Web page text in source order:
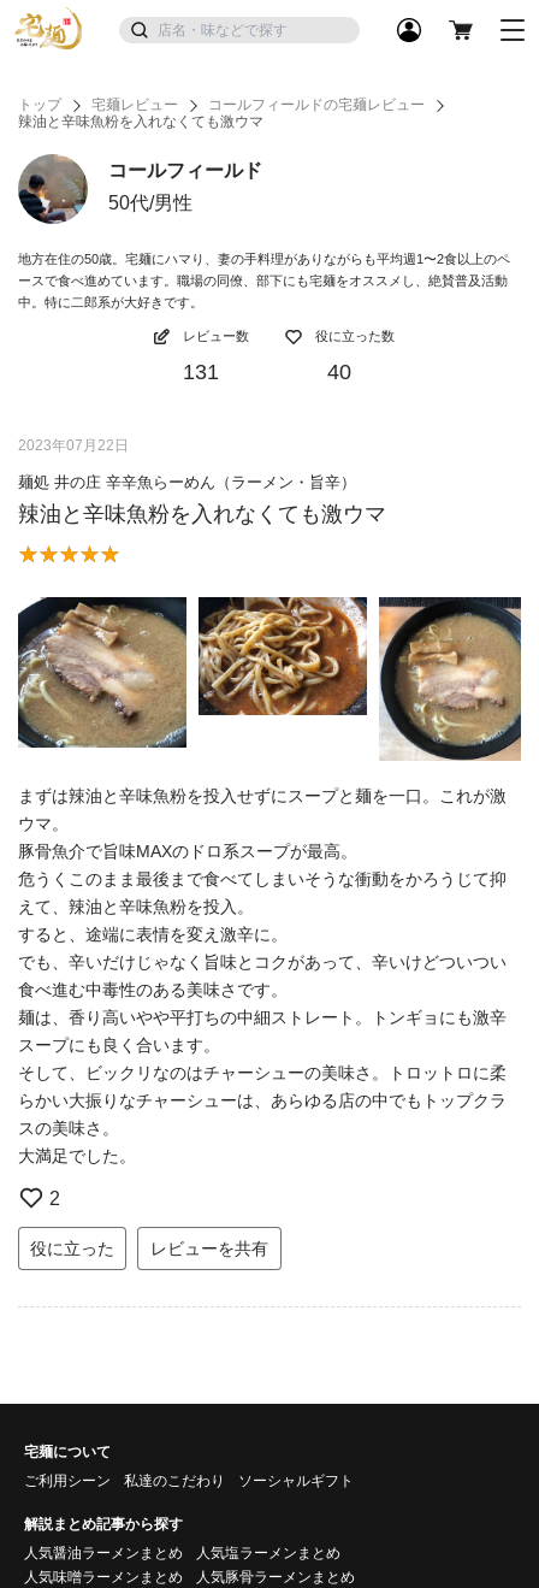
トップ 宅麺レビュー
コールフィールドの宅麺レビュー
辣油と辛味魚粉を入れなくても激ウマ
コールフィールド
50代/男性
地方在住の50歳。宅麺にハマり、妻の手料理がありながらも平均週1〜2食以上のペ
ースで食べ進めています。職場の同僚、部下にも宅麺をオススメし、絶賛普及活動
中。特に二郎系が大好きです。
レビュー数
131
役に立った数
40
2023年07月22日
麺処 井の庄 辛辛魚らーめん（ラーメン・旨辛）
辣油と辛味魚粉を入れなくても激ウマ
まずは辣油と辛味魚粉を投入せずにスープと麺を一口。これが激
ウマ。
豚骨魚介で旨味MAXのドロ系スープが最高。
危うくこのまま最後まで食べてしまいそうな衝動をかろうじて抑
えて、辣油と辛味魚粉を投入。
すると、途端に表情を変え激辛に。
でも、辛いだけじゃなく旨味とコクがあって、辛いけどついつい
食べ進む中毒性のある美味さです。
麺は、香り高いやや平打ちの中細ストレート。トンギョにも激辛
スープにも良く合います。
そして、ビックリなのはチャーシューの美味さ。トロットロに柔
らかい大振りなチャーシューは、あらゆる店の中でもトップクラ
スの美味さ。
大満足でした。
2
役に立った レビューを共有
宅麺について
ご利用シーン
私達のこだわり ソーシャルギフト
解説まとめ記事から探す
人気醤油ラーメンまとめ
人気塩ラーメンまとめ
人気味噌ラーメンまとめ
人気豚骨ラーメンまとめ